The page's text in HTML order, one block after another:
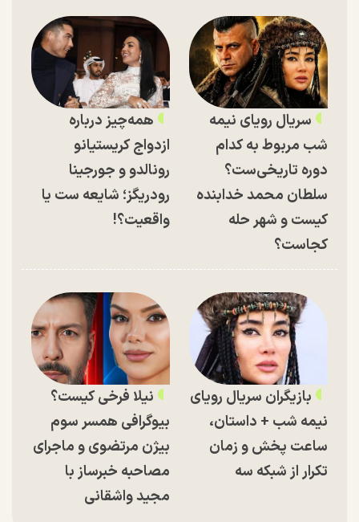
سریال رویای نیمه
شب مربوط به کدام
دوره تاریخی‌ست؟
سلطان محمد خدابنده
کیست و شهر حله
کجاست؟
همه‌چیز درباره
ازدواج کریستیانو
رونالدو و جورجینا
رودریگز؛ شایعه ست یا
واقعیت؟!
بازیگران سریال رویای
نیمه شب + داستان،
ساعت پخش و زمان
تکرار از شبکه سه
نیلا فرخی کیست؟
بیوگرافی همسر سوم
بیژن مرتضوی و ماجرای
مصاحبه خبرساز با
مجید واشقانی